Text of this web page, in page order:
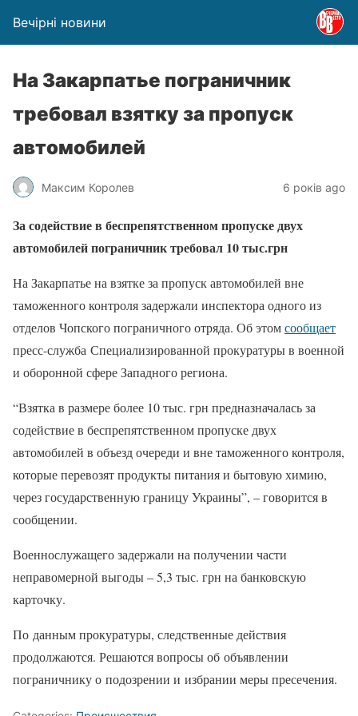
Вечірні новини
На Закарпатье пограничник
требовал взятку за пропуск
автомобилей
Максим Королев 6 років ago
За содействие в беспрепятственном пропуске двух
автомобилей пограничник требовал 10 тыс.грн
На Закарпатье на взятке за пропуск автомобилей вне
таможенного контроля задержали инспектора одного из
отделов Чопского пограничного отряда. Об этомсообщает
пресс-служба Специализированной прокуратуры в военной
и оборонной сфере Западного региона.
“Взятка в размере более 10 тыс. грн предназначалась за
содействие в беспрепятственном пропуске двух
автомобилей в объезд очереди и вне таможенного контроля,
которые перевозят продукты питания и бытовую химию,
через государственную границу Украины”, – говорится в
сообщении.
Военнослужащего задержали на получении части
неправомерной выгоды – 5,3 тыс. грн на банковскую
карточку.
По данным прокуратуры, следственные действия
продолжаются. Решаются вопросы об объявлении
пограничнику о подозрении и избрании меры пресечения.